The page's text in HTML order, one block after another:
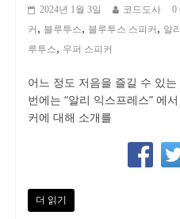
2024년 1월 3일 코드도사 0
커 , 블루투스, 블루투스 스피커 , 알
루투스, 우퍼 스피커
어느 정도 저음을 즐길 수 있
번에는 “알리 익스프레스” 에
커에 대해 소개를
더 읽기